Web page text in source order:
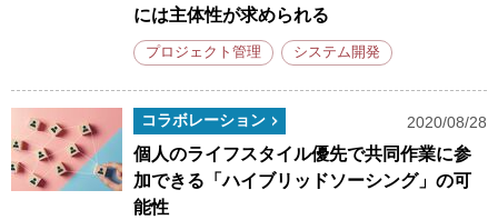
には主体性が求められる
プロジェクト管理 システム開発
コラボレーション 2020/08/28
個人のライフスタイル優先で共同作業に参
加できる「ハイブリッドソーシング」の可
能性